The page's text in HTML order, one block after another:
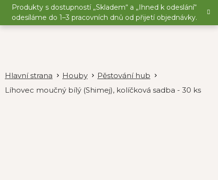
Přejít
obsah
Produkty s dostupností „Skladem“ a „Ihned k odeslání“
odesíláme do 1–3 pracovních dnů od přijetí objednávky.
Houby
Pěstování hub
Líhovec moučný bílý (Shimej), kolíčková sadba - 30 ks